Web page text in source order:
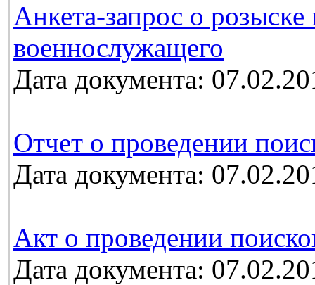
Анкета-запрос о
военнослужащего
Дата документа:
Отчет о проведении
Дата документа:
Акт о проведении
Дата документа: